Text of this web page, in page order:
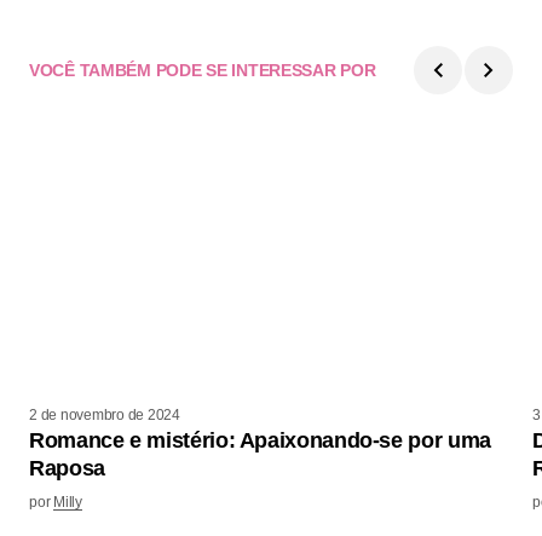
VOCÊ TAMBÉM PODE SE INTERESSAR POR
2 de novembro de 2024
Romance e mistério: Apaixonando-se por uma
Raposa
por Milly